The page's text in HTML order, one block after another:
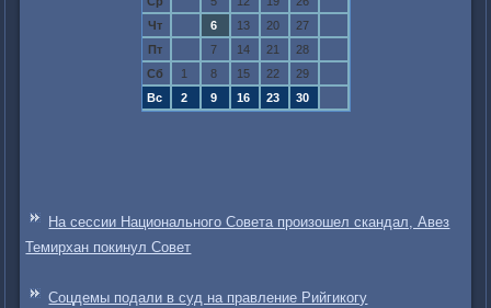
Чт
6 13 20
27
Пт
7 14 21
28
Сб
1 8 15 22
29
Вс
2 9 16 23 30
На сессии Национального Совета произошел скандал, Авез
Темирхан покинул Совет
Соцдемы подали в суд на правление Рийгикогу